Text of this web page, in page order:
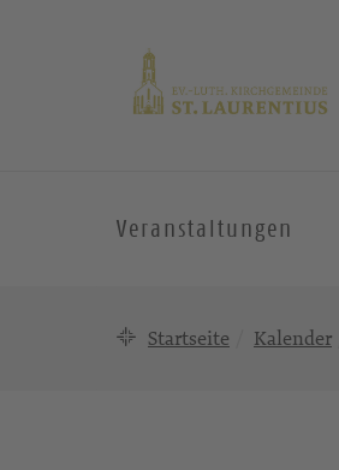
Veranstaltungen
Startseite Kalender